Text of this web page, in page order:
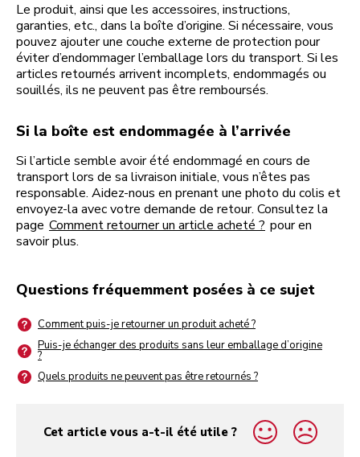
Le produit, ainsi que les accessoires, instructions,
garanties, etc., dans la boîte d’origine. Si nécessaire, vous
pouvez ajouter une couche externe de protection pour
éviter d’endommager l’emballage lors du transport. Si les
articles retournés arrivent incomplets, endommagés ou
souillés, ils ne peuvent pas être remboursés.
Si la boîte est endommagée à l’arrivée
Si l’article semble avoir été endommagé en cours de
transport lors de sa livraison initiale, vous n’êtes pas
responsable. Aidez-nous en prenant une photo du colis et
envoyez-la avec votre demande de retour. Consultez la
page Comment retourner un article acheté ? pour en
savoir plus.
Questions fréquemment posées à ce sujet
Comment puis-je retourner un produit acheté ?
Puis-je échanger des produits sans leur emballage d’origine
?
Quels produits ne peuvent pas être retournés ?
Cet article vous a-t-il été utile ?
yes
no